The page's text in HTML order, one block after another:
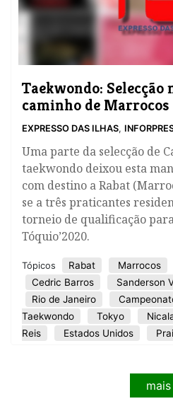
Taekwondo: Selecção
caminho de Marrocos
EXPRESSO DAS ILHAS,
Uma parte da selecção de
taekwondo deixou esta
com destino a Rabat
se a três praticantes
torneio de qualificação
Tóquio’2020.
Tópicos Rabat Marrocos
Cedric Barros
Sanderson
Rio de Janeiro
Taekwondo
Tokyo
Reis
Estados Unidos
mais